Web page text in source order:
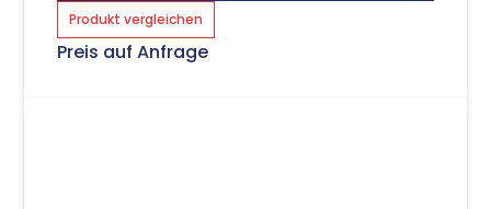
Produkt vergleichen
Preis auf Anfrage